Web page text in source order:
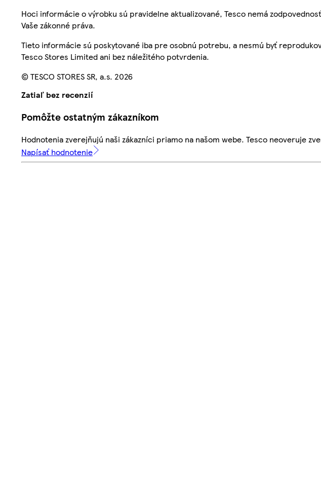
Hoci informácie o výrobku sú pravidelne aktualizované, Tesco nemá
Vaše zákonné práva.
Tieto informácie sú poskytované iba pre osobnú potrebu, a nesmú byť
Tesco Stores Limited ani bez náležitého potvrdenia.
© TESCO STORES SR, a.s. 2026
Zatiaľ bez recenzií
Pomôžte ostatným zákazníkom
Hodnotenia zverejňujú naši zákazníci priamo na našom webe. Tesco neoveruje
Napísať hodnotenie